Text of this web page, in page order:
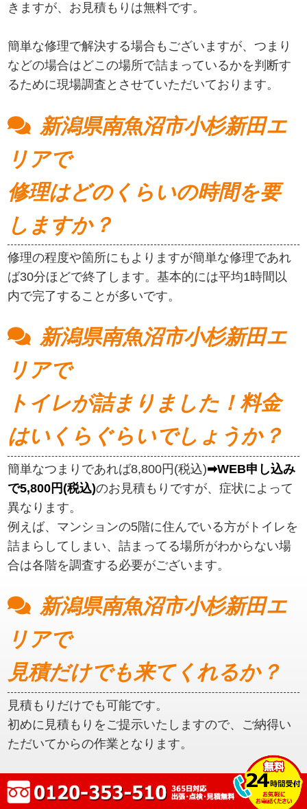
きますが、お見積もりは無料です。
簡単な修理で解決する場合もございますが、つまり
などの場合はどこの場所で詰まっているかを判断す
るために現場調査とさせていただいております。
新潟県南魚沼市小杉新田エ
リアで
修理はどのくらいの時間を要
しますか？
修理の程度や箇所にもよりますが簡単な修理であれ
ば30分ほどで終了します。基本的には平均1時間以
内で完了することが多いです。
新潟県南魚沼市小杉新田エ
リアで
トイレが詰まりました！料金
はいくらぐらいでしょうか？
簡単なつまりであれば8,800円(税込)➡WEB申し込み
で5,800円(税込)のお見積もりですが、症状によって
異なります。
例えば、マンションの5階に住んでいる方がトイレを
詰まらしてしまい、詰まってる場所がわからない場
合は各階を調査する必要がございます。
新潟県南魚沼市小杉新田エ
リアで
見積だけでも来てくれるか？
見積もりだけでも可能です。
初めに見積もりをご提示いたしますので、ご納得い
ただいてからの作業となります。
新潟県南魚沼市小杉新田エ